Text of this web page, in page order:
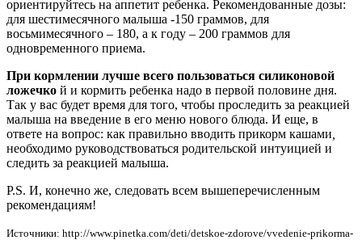
ориентируйтесь на аппетит ребенка. Рекомендованные дозы:
для шестимесячного малыша -150 граммов, для
восьмимесячного – 180, а к году – 200 граммов для
одновременного приема.
При кормлении лучше всего пользоваться силиконовой
ложечко й и кормить ребенка надо в первой половине дня.
Так у вас будет время для того, чтобы проследить за реакцией
малыша на введение в его меню нового блюда. И еще, в
ответе на вопрос: как правильно вводить прикорм кашами
необходимо руководствоваться родительской интуицией и
следить за реакцией малыша.
P.S. И, конечно же, следовать всем вышеперечисленным
рекомендациям!
Источники: http://www.pinetka.com/deti/detskoe-zdorove/vvedenie-prikorma-